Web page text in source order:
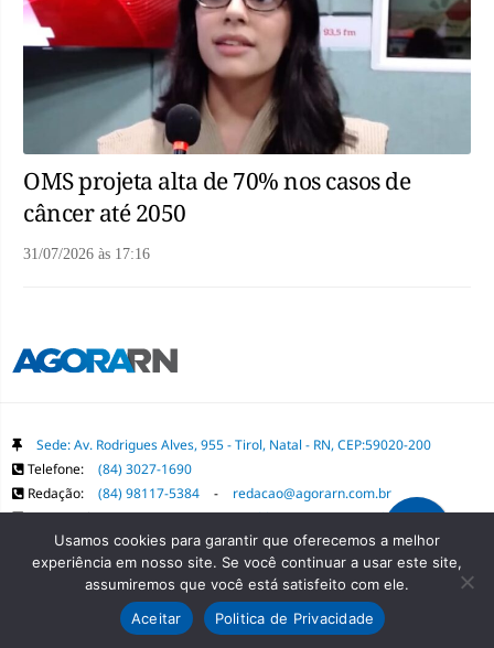
OMS projeta alta de 70% nos casos de
câncer até 2050
31/07/2026 às 17:16
Sede: Av. Rodrigues Alves, 955 - Tirol, Natal - RN, CEP:59020-200
Telefone:
(84) 3027-1690
Redação:
(84) 98117-5384 -
redacao@agorarn.com.br
Comercial: (84) 98117-1718 - publica@agorarn.com.br
Copyright Grupo Agora RN. Todos os direitos reservados. É proibida a
reprodução do conteúdo desta página em qualquer meio de comunicação,
eletrônico ou impresso, sem autorização prévia.
Usamos cookies para garantir que oferecemos a melhor
experiência em nosso site. Se você continuar a usar este site,
assumiremos que você está satisfeito com ele.
Aceitar
Politica de Privacidade